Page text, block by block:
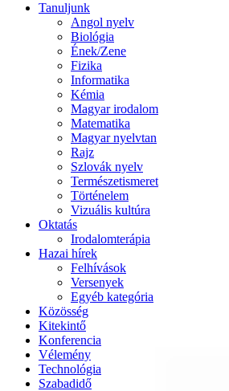
Tanuljunk
Angol nyelv
Biológia
Ének/Zene
Fizika
Informatika
Kémia
Magyar irodalom
Matematika
Magyar nyelvtan
Rajz
Szlovák nyelv
Természetismeret
Történelem
Vizuális kultúra
Oktatás
Irodalomterápia
Hazai hírek
Felhívások
Versenyek
Egyéb kategória
Közösség
Kitekintő
Konferencia
Vélemény
Technológia
Szabadidő